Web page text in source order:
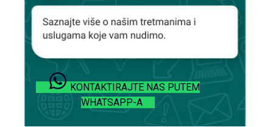
KONTAKTIRAJTE NAS PUTEM
WHATSAPP-A